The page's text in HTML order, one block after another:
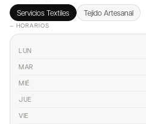
Servicios Textiles Tejido Artesanal
— HORARIOS
LUN
MAR
MIÉ
JUE
VIE